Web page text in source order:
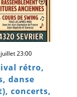
rétro,
danse
concerts,
23:00